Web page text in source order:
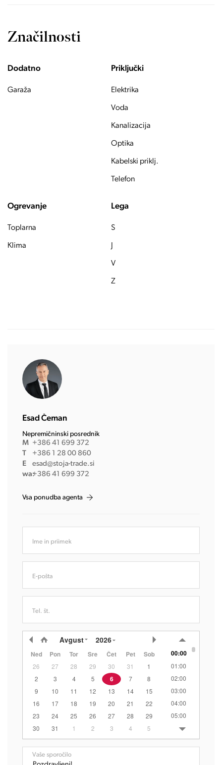
Značilnosti
Dodatno
Garaža
Priključki
Elektrika
Voda
Kanalizacija
Optika
Kabelski priklj.
Telefon
Ogrevanje
Toplarna
Klima
Lega
S
V
Z
Esad Čeman
Nepremičninski posrednik
M +386 41 699 372
T
+386 1 28 00 860
E
esad@stoja-trade.si
wa:+386 41 699 372
Vsa ponudba agenta
Ime in priimek
E-pošta
Tel. št.
Avgust 2026
Ned Pon Tor Sre Čet Pet Sob
26 27 28 29 30 31
1
2
3 4 5 6 7
8
9
10 11 12 13 14
15
16
17 18 19 20 21
22
23
24 25 26 27 28
29
30
31 1 2 3 4 5
00:00
01:00
02:00
03:00
04:00
05:00
06:00
07:00
Vaše sporočilo